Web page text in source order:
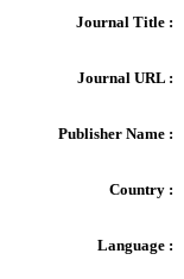
Journal Title :
Journal URL :
Publisher Name :
Country :
Language :